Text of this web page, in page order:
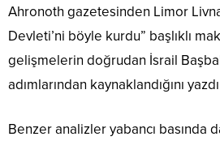
Ahronoth gazetesinden Limor
Devleti’ni böyle kurdu” başlıklı
gelişmelerin doğrudan İsrail
adımlarından kaynaklandığını
Benzer analizler yabancı basında